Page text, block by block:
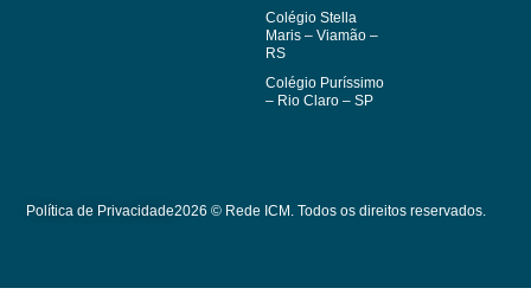
Colégio Stella
Maris – Viamão –
RS
Colégio Puríssimo
– Rio Claro – SP
Política de Privacidade2026 © Rede ICM. Todos os direitos reservados.